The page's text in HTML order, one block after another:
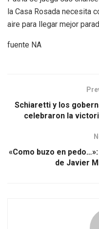
la Casa Rosada necesita
aire para llegar mejor
fuente NA
Schiaretti y los
celebraron la
«Como buzo en
de Javier